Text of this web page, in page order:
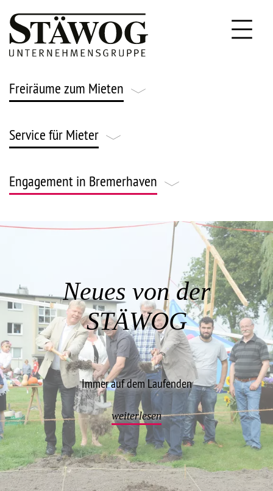
Freiräume zum Mieten
Leben & Wohnen
Gründen & Arbeiten
Service für Mieter
FAQ
Engagement in Bremerhaven
Engagement
Projekte
Neues von der
STÄWOG
Immer auf dem Laufenden
weiterlesen